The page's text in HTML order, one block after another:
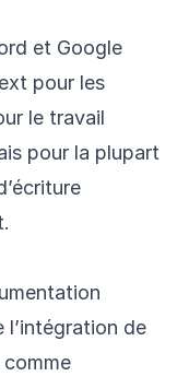
et Google
pour les
le travail
pour la plupart
de